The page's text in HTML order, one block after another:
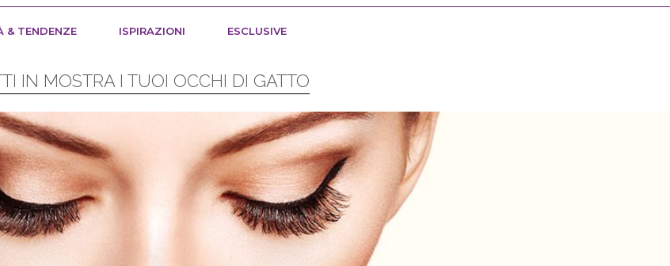
& TENDENZE ISPIRAZIONI ESCLUSIVE
IN MOSTRA I TUOI OCCHI DI GATTO